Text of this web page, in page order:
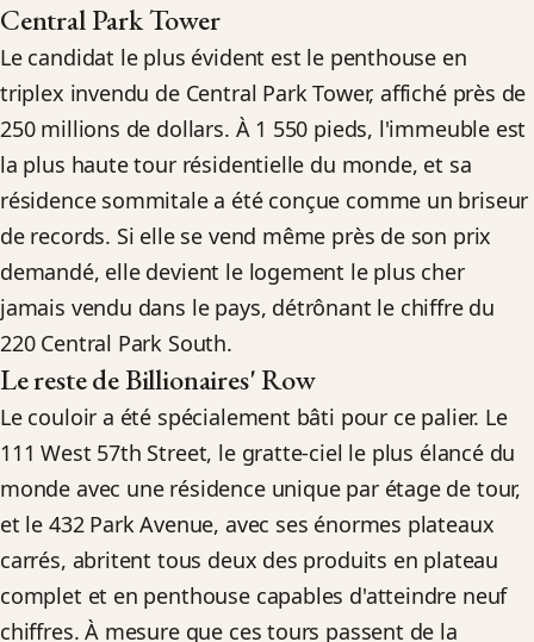
Central Park Tower
Le candidat le plus évident est le penthouse en
triplex invendu de Central Park Tower, affiché près de
250 millions de dollars. À 1 550 pieds, l'immeuble est
la plus haute tour résidentielle du monde, et sa
résidence sommitale a été conçue comme un briseur
de records. Si elle se vend même près de son prix
demandé, elle devient le logement le plus cher
jamais vendu dans le pays, détrônant le chiffre du
220 Central Park South.
Le reste de Billionaires' Row
Le couloir a été spécialement bâti pour ce palier. Le
111 West 57th Street, le gratte-ciel le plus élancé du
monde avec une résidence unique par étage de tour,
et le 432 Park Avenue, avec ses énormes plateaux
carrés, abritent tous deux des produits en plateau
complet et en penthouse capables d'atteindre neuf
chiffres. À mesure que ces tours passent de la